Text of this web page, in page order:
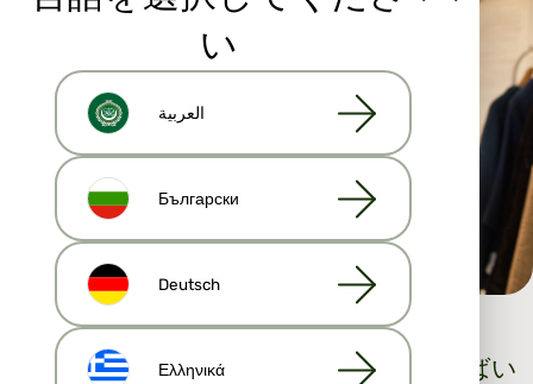
不動産のリードを見つけるにはどうすればい
い
العربية
Български
Deutsch
Ελληνικά